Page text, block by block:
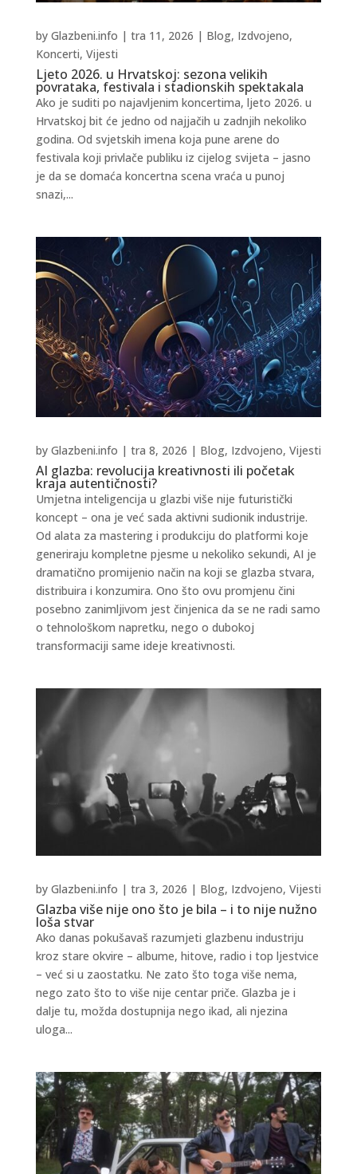
Ljeto 2026. u Hrvatskoj: sezona velikih
povrataka, festivala i stadionskih spektakala
by Glazbeni.info | tra 11, 2026 | Blog, Izdvojeno,
Koncerti, Vijesti
Ako je suditi po najavljenim koncertima, ljeto 2026. u
Hrvatskoj bit će jedno od najjačih u zadnjih nekoliko
godina. Od svjetskih imena koja pune arene do
festivala koji privlače publiku iz cijelog svijeta – jasno
je da se domaća koncertna scena vraća u punoj
snazi,...
AI glazba: revolucija kreativnosti ili početak
kraja autentičnosti?
by Glazbeni.info | tra 8, 2026 | Blog, Izdvojeno, Vijesti
Umjetna inteligencija u glazbi više nije futuristički
koncept – ona je već sada aktivni sudionik industrije.
Od alata za mastering i produkciju do platformi koje
generiraju kompletne pjesme u nekoliko sekundi, AI je
dramatično promijenio način na koji se glazba stvara,
distribuira i konzumira. Ono što ovu promjenu čini
posebno zanimljivom jest činjenica da se ne radi samo
o tehnološkom napretku, nego o dubokoj
transformaciji same ideje kreativnosti.
Glazba više nije ono što je bila – i to nije nužno
loša stvar
by Glazbeni.info | tra 3, 2026 | Blog, Izdvojeno, Vijesti
Ako danas pokušavaš razumjeti glazbenu industriju
kroz stare okvire – albume, hitove, radio i top ljestvice
– već si u zaostatku. Ne zato što toga više nema,
nego zato što to više nije centar priče. Glazba je i
dalje tu, možda dostupnija nego ikad, ali njezina
uloga...